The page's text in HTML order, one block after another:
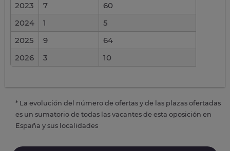
2023
7
60
2024
1
5
2025
9
64
2026
3 10
* La evolución del número de ofertas y de las plazas ofertadas
es un sumatorio de todas las vacantes de esta oposición en
España y sus localidades